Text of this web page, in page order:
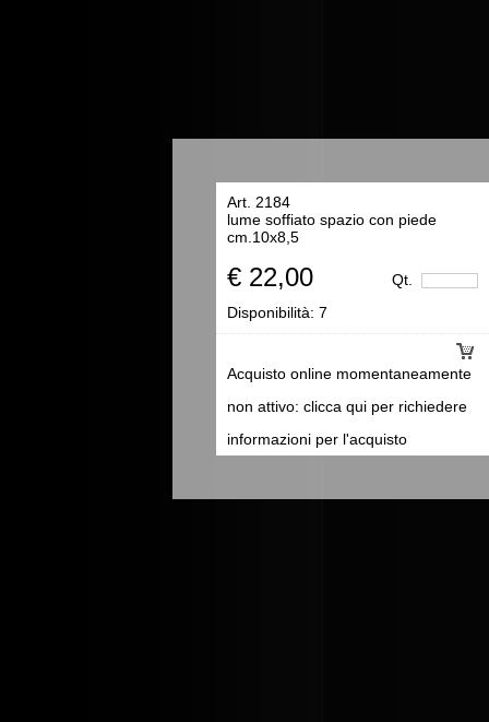
Art. 2184
lume soffiato spazio con piede
cm.10x8,5
€ 22,00 Qt.
Acquisto online momentaneamente
non attivo: clicca qui per richiedere
informazioni per l'acquisto
Disponibilità: 7